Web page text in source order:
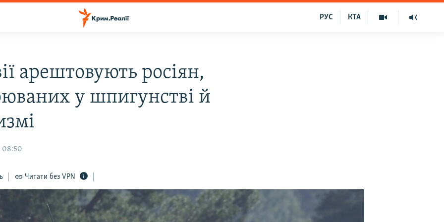
КТА
РУС
арештовують росіян,
у шпигунстві й
08:50
Читати без VPN